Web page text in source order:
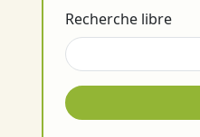
Recherche libre